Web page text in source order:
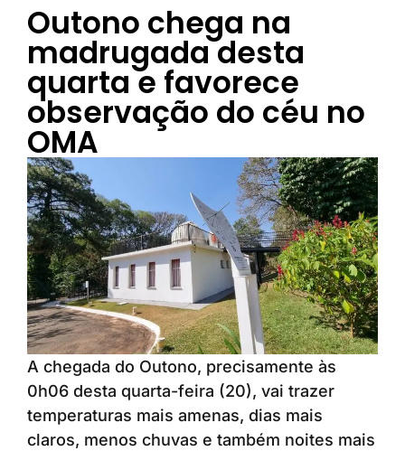
Outono chega na
madrugada desta
quarta e favorece
observação do céu no
OMA
A chegada do Outono, precisamente às
0h06 desta quarta-feira (20), vai trazer
temperaturas mais amenas, dias mais
claros, menos chuvas e também noites mais